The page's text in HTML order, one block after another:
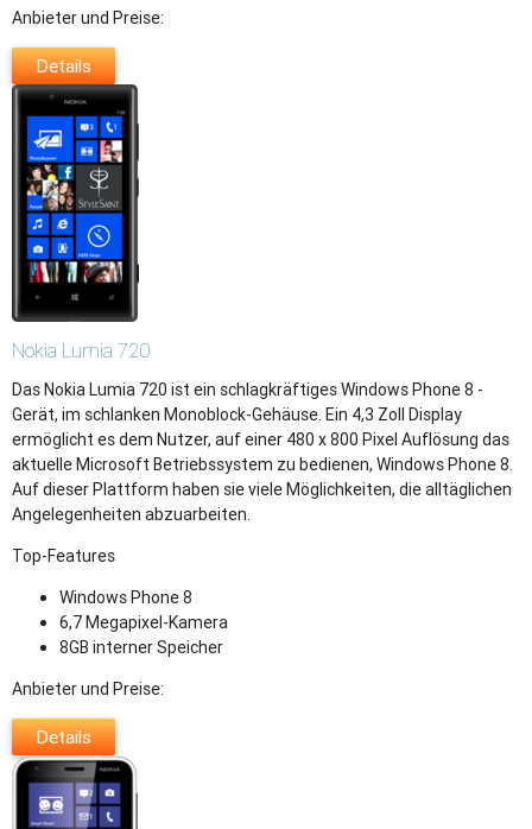
Anbieter und Preise:
Details
Nokia Lumia 720
Das Nokia Lumia 720 ist ein schlagkräftiges Windows Phone 8 -
Gerät, im schlanken Monoblock-Gehäuse. Ein 4,3 Zoll Display
ermöglicht es dem Nutzer, auf einer 480 x 800 Pixel Auflösung das
aktuelle Microsoft Betriebssystem zu bedienen, Windows Phone 8.
Auf dieser Plattform haben sie viele Möglichkeiten, die alltäglichen
Angelegenheiten abzuarbeiten.
Top-Features
Windows Phone 8
6,7 Megapixel-Kamera
8GB interner Speicher
Anbieter und Preise:
Details